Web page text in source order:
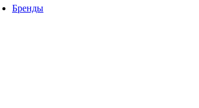
Бренды